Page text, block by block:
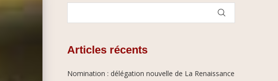
Articles récents
Nomination : délégation nouvelle de La Renaissance